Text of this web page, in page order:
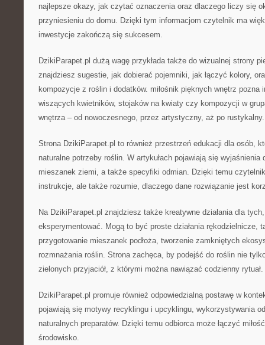
najlepsze okazy, jak czytać oznaczenia oraz dlaczego liczy się
przyniesieniu do domu. Dzięki tym informacjom czytelnik ma
inwestycje zakończą się sukcesem.
DzikiParapet.pl dużą wagę przykłada także do wizualnej strony
znajdziesz sugestie, jak dobierać pojemniki, jak łączyć kolory,
kompozycje z roślin i dodatków. miłośnik pięknych wnętrz pozna
wiszących kwietników, stojaków na kwiaty czy kompozycji w
wnętrza – od nowoczesnego, przez artystyczny, aż po rustykalny.
Strona DzikiParapet.pl to również przestrzeń edukacji dla osób,
naturalne potrzeby roślin. W artykułach pojawiają się
mieszanek ziemi, a także specyfiki odmian. Dzięki temu
instrukcje, ale także rozumie, dlaczego dane rozwiązanie jest
Na DzikiParapet.pl znajdziesz także kreatywne działania dla
eksperymentować. Mogą to być proste działania rękodzielnicze,
przygotowanie mieszanek podłoża, tworzenie zamkniętych
rozmnażania roślin. Strona zachęca, by podejść do roślin nie
zielonych przyjaciół, z którymi można nawiązać codzienny rytuał.
DzikiParapet.pl promuje również odpowiedzialną postawę w
pojawiają się motywy recyklingu i upcyklingu, wykorzystywania
naturalnych preparatów. Dzięki temu odbiorca może łączyć
środowisko.